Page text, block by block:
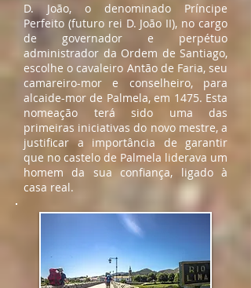
D. João, o denominado Príncipe
Perfeito (futuro rei D. João II), no cargo
de governador e perpétuo
administrador da Ordem de Santiago,
escolhe o cavaleiro Antão de Faria, seu
camareiro-mor e conselheiro, para
alcaide-mor de Palmela, em 1475. Esta
nomeação terá sido uma das
primeiras iniciativas do novo mestre, a
justificar a importância de garantir
que no castelo de Palmela liderava um
homem da sua confiança, ligado à
casa real.